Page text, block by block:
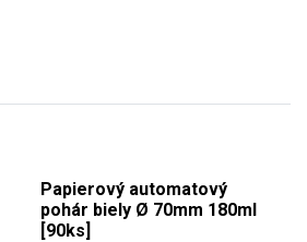
Papierový automatový
pohár biely Ø 70mm 180ml
[90ks]